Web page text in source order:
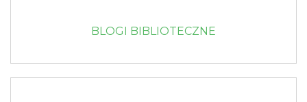
BLOGI BIBLIOTECZNE